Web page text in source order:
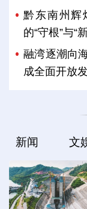
黔东南州
的“守根”与“
融湾逐潮向
成全面开放
新闻 文